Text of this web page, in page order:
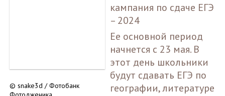
© snake3d / Фотобанк
кампания по сдаче ЕГЭ
– 2024
Ее основной период
начнется с 23 мая. В
этот день школьники
будут сдавать ЕГЭ по
географии, литературе